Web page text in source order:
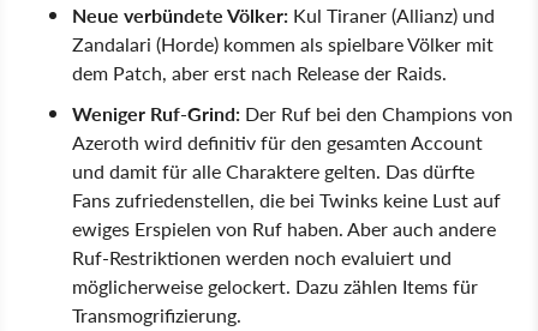
Neue verbündete Völker: Kul Tiraner (Allianz) und
Zandalari (Horde) kommen als spielbare Völker mit
dem Patch, aber erst nach Release der Raids.
Weniger Ruf-Grind: Der Ruf bei den Champions von
Azeroth wird definitiv für den gesamten Account
und damit für alle Charaktere gelten. Das dürfte
Fans zufriedenstellen, die bei Twinks keine Lust auf
ewiges Erspielen von Ruf haben. Aber auch andere
Ruf-Restriktionen werden noch evaluiert und
möglicherweise gelockert. Dazu zählen Items für
Transmogrifizierung.